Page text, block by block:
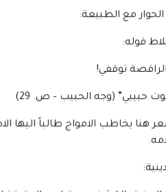
قوله:
الراقصة توقفي!
حبيبي” (وجه الحبيب – ص. 29)
هنا يخاطب الامواج طالباً